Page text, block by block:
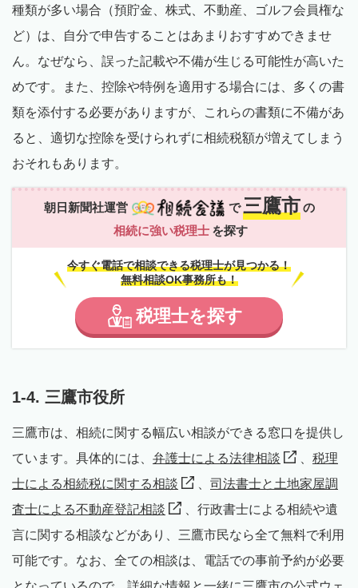
種類が多い場合（預貯金、株式、不動産、ゴルフ会員権な
ど）は、自分で申告することはあまりおすすめできませ
ん。なぜなら、誤った記載や不備が生じる可能性が高いた
めです。また、控除や特例を適用する場合には、多くの書
類を添付する必要がありますが、これらの書類に不備があ
ると、適切な控除を受けられずに相続税額が増えてしまう
おそれもあります。
朝日新聞社運営 で 三鷹市 の
相続に強い税理士 を探す
今すぐ電話で相談できる税理士が見つかる！
無料相談OK事務所も！
税理士を探す
1-4. 三鷹市役所
三鷹市は、相続に関する幅広い相談ができる窓口を提供し
ています。具体的には、 弁護士による法律相談
税理
士による相続税に関する相談
司法書士と土地家屋調
査士による不動産登記相談
、行政書士による相続や遺
言に関する相談などがあり、三鷹市民なら全て無料で利用
可能です。なお、全ての相談は、電話での事前予約が必要